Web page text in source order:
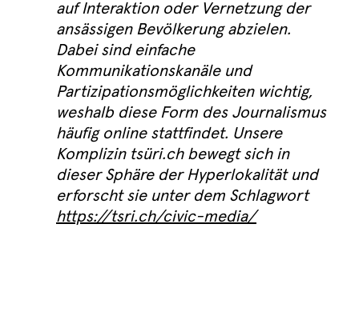
auf Interaktion oder Vernetzung der
ansässigen Bevölkerung abzielen.
Dabei sind einfache
Kommunikationskanäle und
Partizipationsmöglichkeiten wichtig,
weshalb diese Form des Journalismus
häufig online stattfindet. Unsere
Komplizin tsüri.ch bewegt sich in
dieser Sphäre der Hyperlokalität und
erforscht sie unter dem Schlagwort
https://tsri.ch/civic-media/